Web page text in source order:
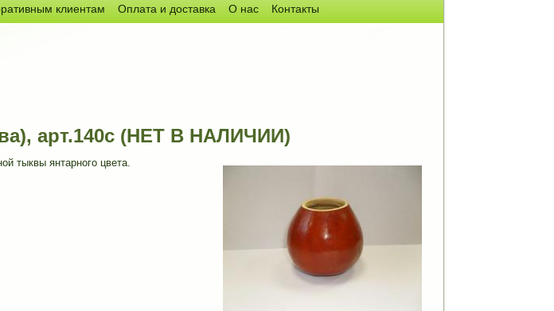
клиентам Оплата и доставка О нас Контакты
арт.140c (НЕТ В НАЛИЧИИ)
тыквы янтарного цвета.